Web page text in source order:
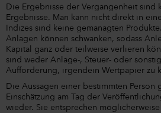
Die Ergebnisse der Vergangenheit sind
Ergebnisse. Man kann nicht direkt in
Indizes sind keine gemanagten
Anlagen können schwanken, sodass
Kapital ganz oder teilweise verlieren
sind weder Anlage-, Steuer- oder
Aufforderung, irgendein Wertpapier zu
Die Aussagen einer bestimmten
Einschätzung am Tag der
wieder. Sie entsprechen